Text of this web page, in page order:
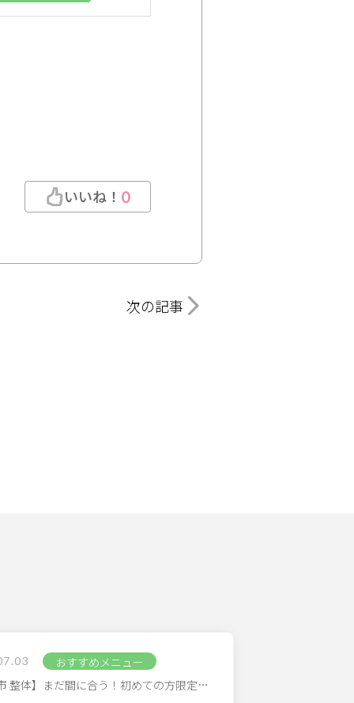
いいね！ 0
次の記事
おすすめメニュー
整体】まだ間に合う！初めての方限定…